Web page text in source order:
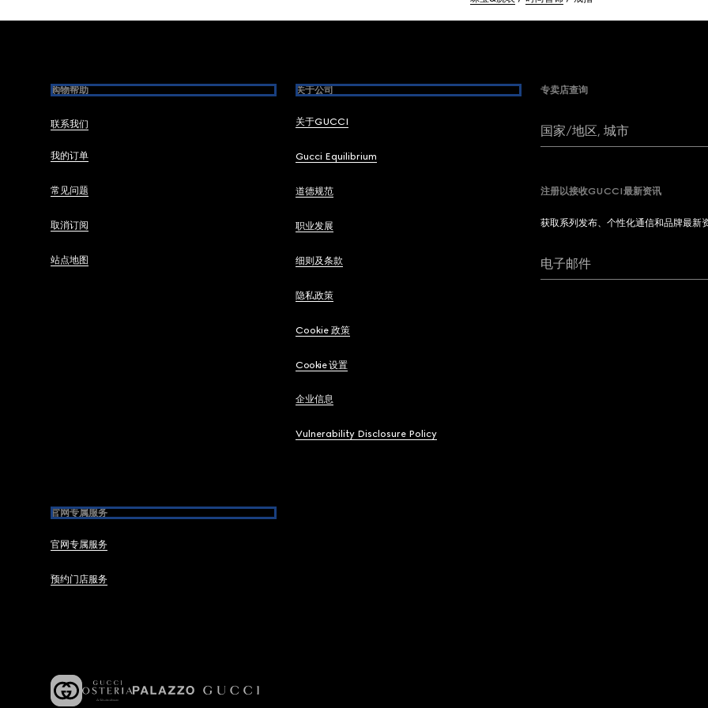
购物帮助
联系我们
我的订单
常见问题
取消订阅
站点地图
关于公司
关于GUCCI
Gucci Equilibrium
道德规范
职业发展
细则及条款
隐私政策
Cookie 政策
Cookie 设置
企业信息
Vulnerability Disclosure Policy
官网专属服务
官网专属服务
预约门店服务
专卖店查询
国家/地区, 城市
注册以接收GUCCI最新资讯
获取系列发布、个性化通信和品牌最新
电子邮件